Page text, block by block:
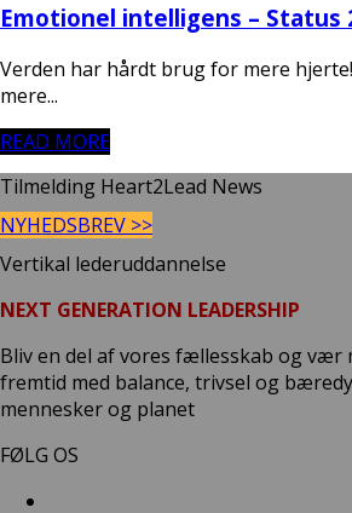
Emotionel intelligens – Status
Verden har hårdt brug for mere
mere...
READ MORE
Tilmelding Heart2Lead News
NYHEDSBREV >>
Vertikal lederuddannelse
NEXT GENERATION LEADERSHIP
Bliv en del af vores fællesskab og vær
fremtid med balance, trivsel og
mennesker og planet
FØLG OS